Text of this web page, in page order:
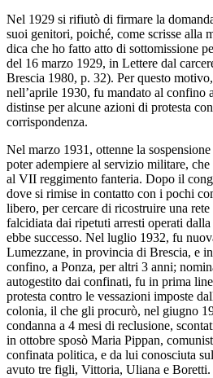
Nel 1929 si rifiutò di firmare la
suoi genitori, poiché, come scrisse alla
dica che ho fatto atto di sottomissione
del 16 marzo 1929, in Lettere dal
Brescia 1980, p. 32). Per questo
nell’aprile 1930, fu mandato al
distinse per alcune azioni di protesta
corrispondenza.
Nel marzo 1931, ottenne la
poter adempiere al servizio militare,
al VII reggimento fanteria. Dopo il
dove si rimise in contatto con i pochi
libero, per cercare di ricostruire una
falcidiata dai ripetuti arresti operati
ebbe successo. Nel luglio 1932, fu
Lumezzane, in provincia di Brescia, e
confino, a Ponza, per altri 3 anni;
autogestito dai confinati, fu in prima
protesta contro le vessazioni imposte
colonia, il che gli procurò, nel giugno
condanna a 4 mesi di reclusione,
in ottobre sposò Maria Pippan,
confinata politica, e da lui conosciuta
avuto tre figli, Vittoria, Uliana e Boretti.